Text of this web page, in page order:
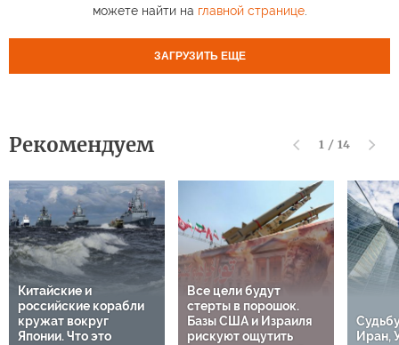
можете найти на главной странице.
ЗАГРУЗИТЬ ЕЩЕ
Рекомендуем 1 / 14
Китайские и
российские корабли
кружат вокруг
Японии. Что это
Все цели будут
стерты в порошок.
Базы США и Израиля
рискуют ощутить
Иран,